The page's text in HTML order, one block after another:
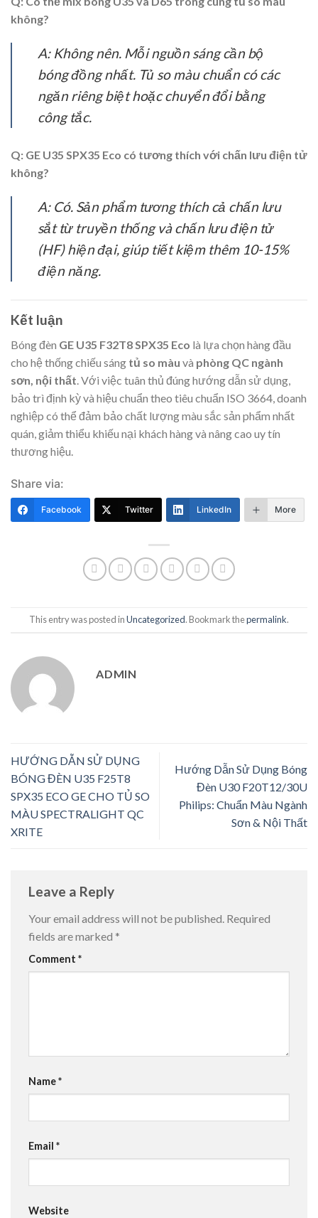
không?
A: Không nên. Mỗi nguồn sáng cần bộ
bóng đồng nhất. Tủ so màu chuẩn có các
ngăn riêng biệt hoặc chuyển đổi bằng
công tắc.
Q: GE U35 SPX35 Eco có tương thích với chấn lưu điện tử
không?
A: Có. Sản phẩm tương thích cả chấn lưu
sắt từ truyền thống và chấn lưu điện tử
(HF) hiện đại, giúp tiết kiệm thêm 10-15%
điện năng.
Kết luận
Bóng đèn GE U35 F32T8 SPX35 Eco là lựa chọn hàng đầu
cho hệ thống chiếu sáng tủ so màu và phòng QC ngành
sơn, nội thất . Với việc tuân thủ đúng hướng dẫn sử dụng,
bảo trì định kỳ và hiệu chuẩn theo tiêu chuẩn ISO 3664, doanh
nghiệp có thể đảm bảo chất lượng màu sắc sản phẩm nhất
quán, giảm thiểu khiếu nại khách hàng và nâng cao uy tín
thương hiệu.
Share via:
Facebook Twitter LinkedIn More
This entry was posted inUncategorized. Bookmark thepermalink.
ADMIN
HƯỚNG DẪN SỬ DỤNG
BÓNG ĐÈN U35 F25T8
SPX35 ECO GE CHO TỦ SO
MÀU SPECTRALIGHT QC
XRITE
Hướng Dẫn Sử Dụng Bóng
Đèn U30 F20T12/30U
Philips: Chuẩn Màu Ngành
Sơn & Nội Thất
Leave a Reply
Your email address will not be published. Required
fields are marked *
Comment *
Name*
Email *
Website